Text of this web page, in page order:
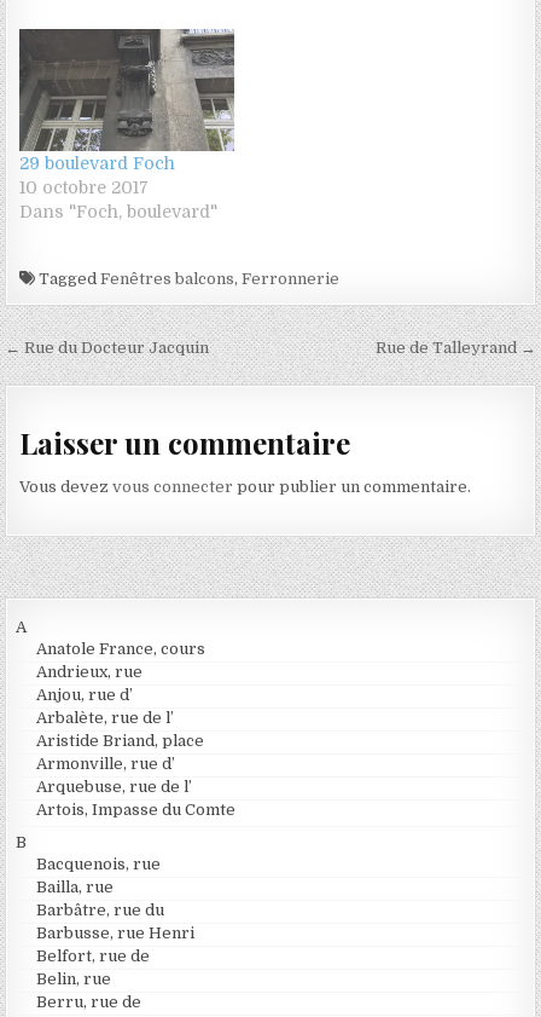
29 boulevard Foch
10 octobre 2017
Dans "Foch, boulevard"
TaggedFenêtres balcons,Ferronnerie
Navigation de l’article Rue de Talleyrand →
← Rue du Docteur Jacquin
Laisser un commentaire
Vous devezvous connecter pour publier un commentaire.
A
Anatole France, cours
Andrieux, rue
Anjou, rue d’
Arbalète, rue de l’
Aristide Briand, place
Armonville, rue d’
Arquebuse, rue de l’
Artois, Impasse du Comte
B
Bacquenois, rue
Bailla, rue
Barbâtre, rue du
Barbusse, rue Henri
Belfort, rue de
Belin, rue
Berru, rue de